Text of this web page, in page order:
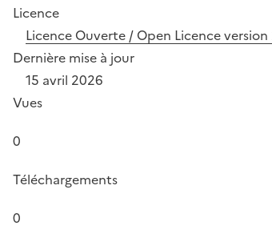
Licence
Licence Ouverte / Open Licence version
Dernière mise à jour
15 avril 2026
Vues
0
Téléchargements
0